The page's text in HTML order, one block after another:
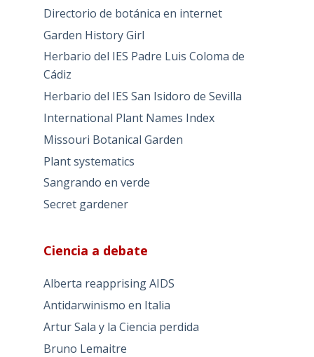
Directorio de botánica en internet
Garden History Girl
Herbario del IES Padre Luis Coloma de
Cádiz
Herbario del IES San Isidoro de Sevilla
International Plant Names Index
Missouri Botanical Garden
Plant systematics
Sangrando en verde
Secret gardener
Ciencia a debate
Alberta reapprising AIDS
Antidarwinismo en Italia
Artur Sala y la Ciencia perdida
Bruno Lemaitre